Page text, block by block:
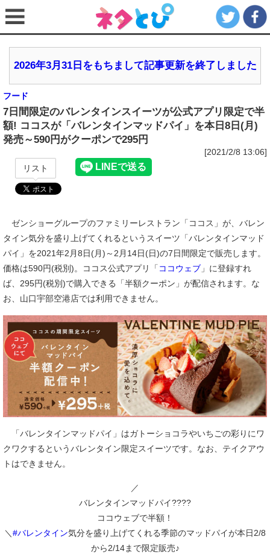
2026年3月31日をもちまして記事更新を終了しました
フード
7日間限定のバレンタインスイーツが公式アプリ限定で半
額! ココスが「バレンタインマッドパイ」を本日8日(月)
発売～590円がクーポンで295円
[2021/2/8 13:06]
リスト
ゼンショーグループのファミリーレストラン「ココス」が、バレン
タイン気分を盛り上げてくれるというスイーツ「バレンタインマッド
パイ」を2021年2月8日(月)～2月14日(日)の7日間限定で販売します。
価格は590円(税別)。ココス公式アプリ「 ココウェブ 」に登録すれ
ば、295円(税別)で購入できる「半額クーポン」が配信されます。な
お、山口宇部空港店では利用できません。
「バレンタインマッドパイ」はガトーショコラやいちごの彩りにワ
クワクするというバレンタイン限定スイーツです。なお、テイクアウ
トはできません。
／
バレンタインマッドパイ????
ココウェブで半額！
＼ #バレンタイン気分を盛り上げてくれる季節のマッドパイが本日2/8
から2/14まで限定販売♪